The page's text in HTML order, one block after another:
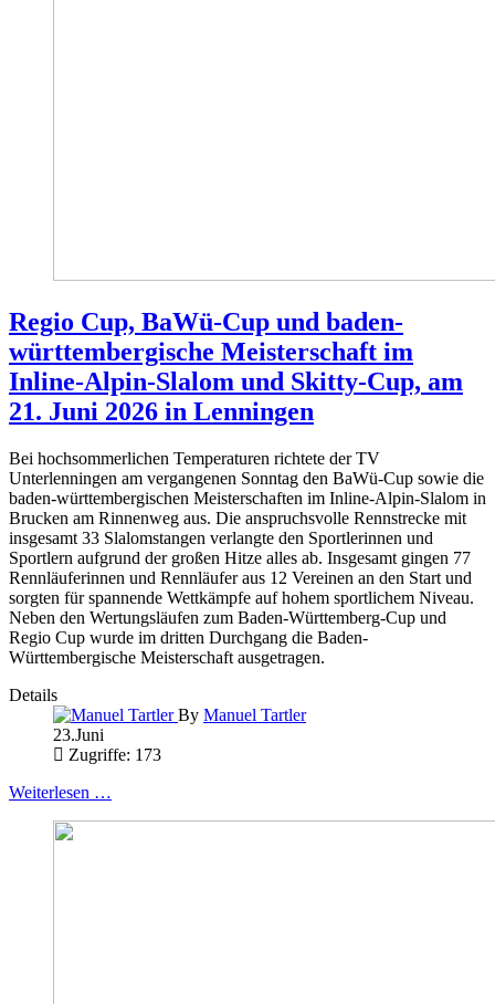
Regio Cup, BaWü-Cup und baden-
württembergische Meisterschaft im
Inline-Alpin-Slalom und Skitty-Cup, am
21. Juni 2026 in Lenningen
Bei hochsommerlichen Temperaturen richtete der TV
Unterlenningen am vergangenen Sonntag den BaWü-Cup sowie die
baden-württembergischen Meisterschaften im Inline-Alpin-Slalom in
Brucken am Rinnenweg aus. Die anspruchsvolle Rennstrecke mit
insgesamt 33 Slalomstangen verlangte den Sportlerinnen und
Sportlern aufgrund der großen Hitze alles ab. Insgesamt gingen 77
Rennläuferinnen und Rennläufer aus 12 Vereinen an den Start und
sorgten für spannende Wettkämpfe auf hohem sportlichem Niveau.
Neben den Wertungsläufen zum Baden-Württemberg-Cup und
Regio Cup wurde im dritten Durchgang die Baden-
Württembergische Meisterschaft ausgetragen.
Details
By Manuel Tartler
23.Juni
Zugriffe: 173
Weiterlesen …